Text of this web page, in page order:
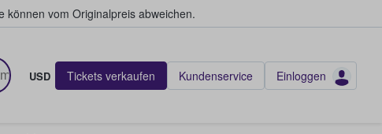
können vom Originalpreis abweichen.
USD Tickets verkaufen Kundenservice Einloggen